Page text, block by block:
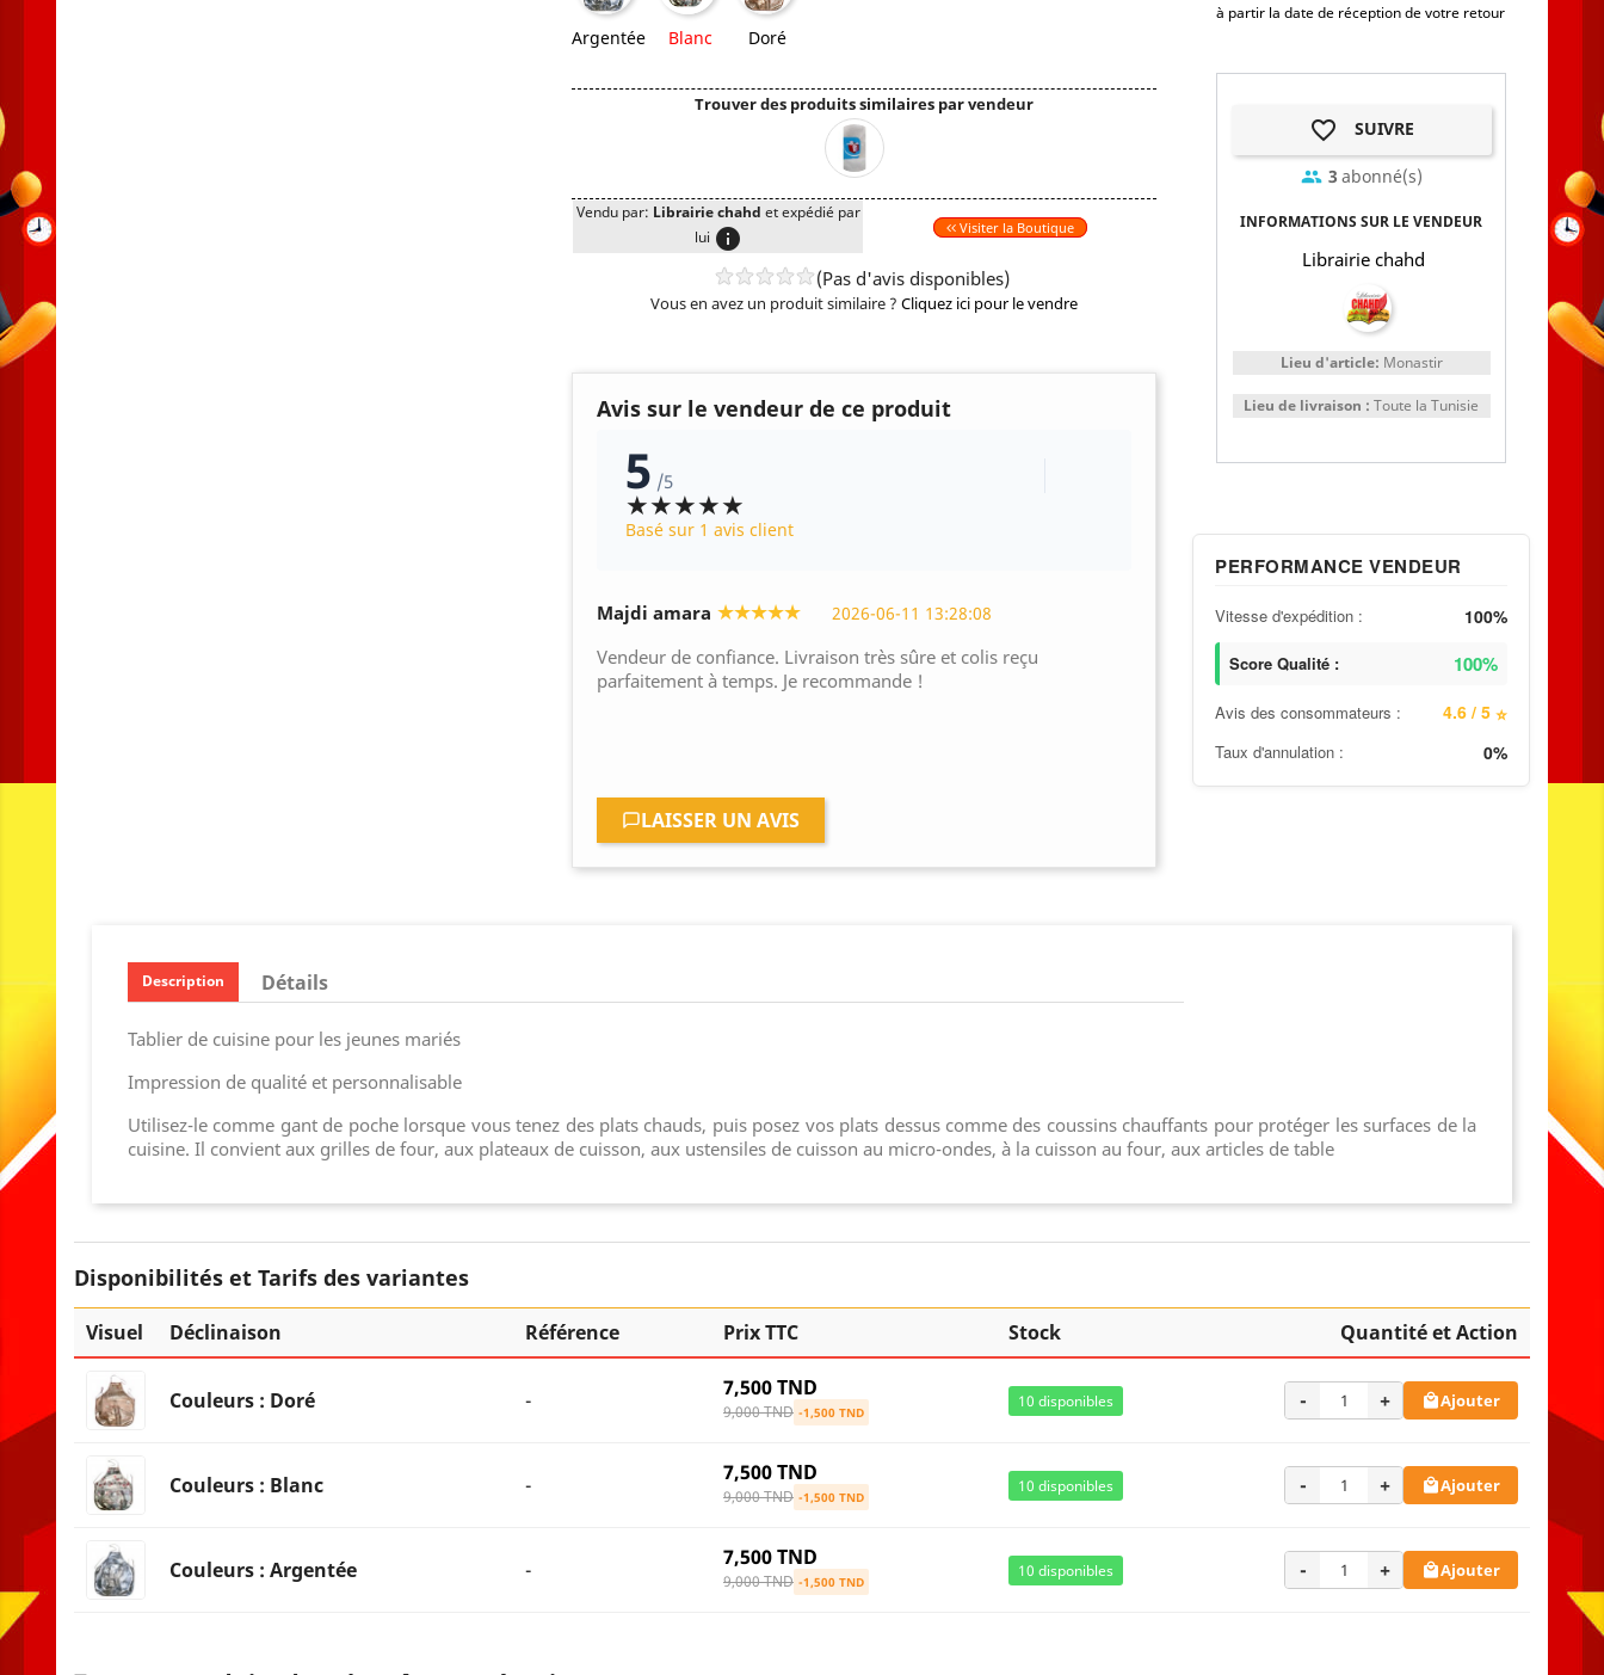
Argentée Blanc Doré
Trouver des produits similaires par vendeur
Vendu par: Librairie chahd et expédié par
lui info Visiter la Boutique
(Pas d'avis disponibles)
Vous en avez un produit similaire ?Cliquez ici pour le vendre
Avis sur le vendeur de ce produit
5 /5
★★★★★
Basé sur 1 avis client
Majdi amara ★★★★★ 2026-06-11 13:28:08
Vendeur de confiance. Livraison très sûre et colis reçu
parfaitement à temps. Je recommande !
LAISSER UN AVIS
à partir la date de réception de votre retour
favorite_border SUIVRE
group 3 abonné(s)
INFORMATIONS SUR LE VENDEUR
Librairie chahd
Lieu d'article: Monastir
Lieu de livraison :Toute la Tunisie
PERFORMANCE VENDEUR
Vitesse d'expédition : 100%
Score Qualité : 100%
Avis des consommateurs : 4.6 / 5 ⭐
Taux d'annulation : 0%
Description Détails
Tablier de cuisine pour les jeunes mariés
Impression de qualité et personnalisable
Utilisez-le comme gant de poche lorsque vous tenez des plats chauds, puis posez vos plats dessus comme des coussins chauffants pour protéger les surfaces de la
cuisine. Il convient aux grilles de four, aux plateaux de cuisson, aux ustensiles de cuisson au micro-ondes, à la cuisson au four, aux articles de table
Disponibilités et Tarifs des variantes
Visuel Déclinaison Référence Prix TTC Stock Quantité et Action
Couleurs : Doré - 7,500 TND
9,000 TND -1,500 TND
10 disponibles - + Ajouter
Couleurs : Blanc - 7,500 TND
9,000 TND -1,500 TND
10 disponibles - + Ajouter
Couleurs : Argentée - 7,500 TND
9,000 TND -1,500 TND
10 disponibles - + Ajouter